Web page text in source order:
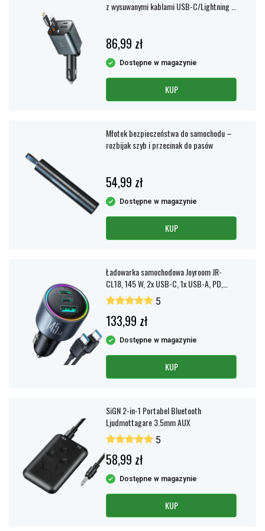
z wysuwanymi kablami USB-C/Lightning –
86,99 zł
Dostępne w magazynie
KUP
Młotek bezpieczeństwa do samochodu –
rozbijak szyb i przecinak do pasów
54,99 zł
Dostępne w magazynie
KUP
Ładowarka samochodowa Joyroom JR-
CL18, 145 W, 2x USB-C, 1x USB-A, PD,
QC3.0 - czarna 5
133,99 zł
Dostępne w magazynie
KUP
SiGN 2-in-1 Portabel Bluetooth
Ljudmottagare 3.5mm AUX
5
58,99 zł
Dostępne w magazynie
KUP